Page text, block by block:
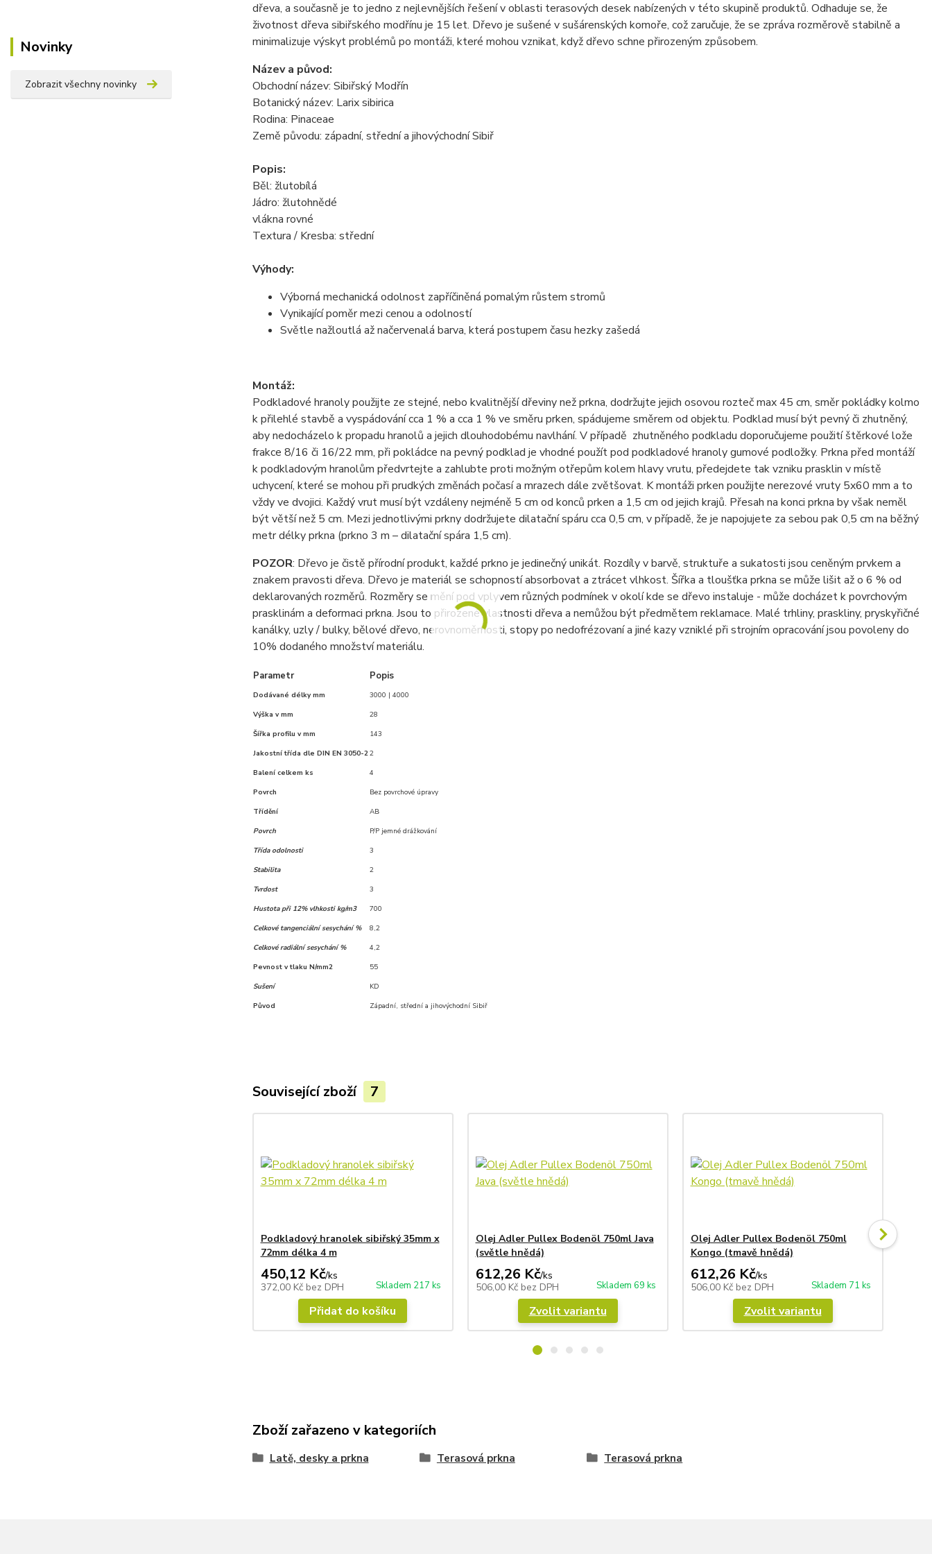
Novinky
Zobrazit všechny novinky
dřeva, a současně je to jedno z nejlevnějších řešení v oblasti terasových desek nabízených v této skupině produktů. Odhaduje se, že
životnost dřeva sibiřského modřínu je 15 let. Dřevo je sušené v sušárenských komoře, což zaručuje, že se zpráva rozměrově stabilně a
minimalizuje výskyt problémů po montáži, které mohou vznikat, když dřevo schne přirozeným způsobem.
Název a původ:
Obchodní název: Sibiřský Modřín
Botanický název: Larix sibirica
Rodina: Pinaceae
Země původu: západní, střední a jihovýchodní Sibiř
Popis:
Běl: žlutobílá
Jádro: žlutohnědé
vlákna rovné
Textura / Kresba: střední
Výhody:
Výborná mechanická odolnost zapříčiněná pomalým růstem stromů
Vynikající poměr mezi cenou a odolností
Světle nažloutlá až načervenalá barva, která postupem času hezky zašedá
Montáž:
Podkladové hranoly použijte ze stejné, nebo kvalitnější dřeviny než prkna, dodržujte jejich osovou rozteč max 45 cm, směr pokládky kolmo
k přilehlé stavbě a vyspádování cca 1 % a cca 1 % ve směru prken, spádujeme směrem od objektu. Podklad musí být pevný či zhutněný,
aby nedocházelo k propadu hranolů a jejich dlouhodobému navlhání. V případě zhutněného podkladu doporučujeme použití štěrkové lože
frakce 8/16 či 16/22 mm, při pokládce na pevný podklad je vhodné použít pod podkladové hranoly gumové podložky. Prkna před montáží
k podkladovým hranolům předvrtejte a zahlubte proti možným otřepům kolem hlavy vrutu, předejdete tak vzniku prasklin v místě
uchycení, které se mohou při prudkých změnách počasí a mrazech dále zvětšovat. K montáži prken použijte nerezové vruty 5x60 mm a to
vždy ve dvojici. Každý vrut musí být vzdáleny nejméně 5 cm od konců prken a 1,5 cm od jejich krajů. Přesah na konci prkna by však neměl
být větší než 5 cm. Mezi jednotlivými prkny dodržujete dilatační spáru cca 0,5 cm, v případě, že je napojujete za sebou pak 0,5 cm na běžný
metr délky prkna (prkno 3 m – dilatační spára 1,5 cm).
POZOR: Dřevo je čistě přírodní produkt, každé prkno je jedinečný unikát. Rozdíly v barvě, struktuře a sukatosti jsou ceněným prvkem a
znakem pravosti dřeva. Dřevo je materiál se schopností absorbovat a ztrácet vlhkost. Šířka a tloušťka prkna se může lišit až o 6 % od
deklarovaných rozměrů. Rozměry se mění pod vplyvem různých podmínek v okolí kde se dřevo instaluje - může docházet k povrchovým
prasklinám a deformaci prkna. Jsou to přirozené vlastnosti dřeva a nemůžou být předmětem reklamace. Malé trhliny, praskliny, pryskyřičné
kanálky, uzly / bulky, bělové dřevo, nerovnoměrnosti, stopy po nedofrézovaní a jiné kazy vzniklé při strojním opracování jsou povoleny do
10% dodaného množství materiálu.
Parametr Popis
Dodávané délky mm
3000 | 4000
Výška v mm
28
Šířka profilu v mm
143
Jakostní třída dle DIN EN 3050-22
Balení celkem ks
4
Povrch
Bez povrchové úpravy
Třídění
AB
Povrch
P/P jemné drážkování
Třída odolnosti
3
Stabilita
2
Tvrdost
3
Hustota při 12% vlhkosti kg/m3
700
Celkové tangenciální sesychání %
8,2
Celkové radiální sesychání %
4,2
Pevnost v tlaku N/mm2
55
Sušení
KD
Původ
Západní, střední a jihovýchodní Sibiř
Související zboží 7
Podkladový hranolek sibiřský 35mm x
72mm délka 4 m
450,12 Kč/ks
372,00 Kč bez DPH Skladem 217 ks
Přidat do košíku
Olej Adler Pullex Bodenöl 750ml Java
(světle hnědá)
612,26 Kč/ks
506,00 Kč bez DPH Skladem 69 ks
Zvolit variantu
Olej Adler Pullex Bodenöl 750ml
Kongo (tmavě hnědá)
612,26 Kč/ks
506,00 Kč bez DPH Skladem 71 ks
Zvolit variantu
Zboží zařazeno v kategoriích
Latě, desky a prkna Terasová prkna Terasová prkna